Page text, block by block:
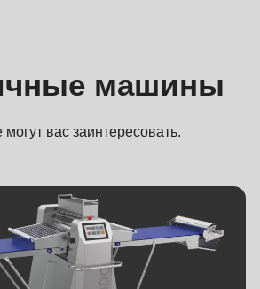
машины
вас заинтересовать.